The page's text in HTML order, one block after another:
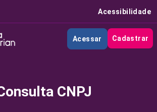
Acessibilidade
Acessar Cadastrar
CNPJ